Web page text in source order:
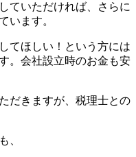
ていただければ、さらに
います。
てほしい！という方には
。会社設立時のお金も安
だきますが、税理士との
、